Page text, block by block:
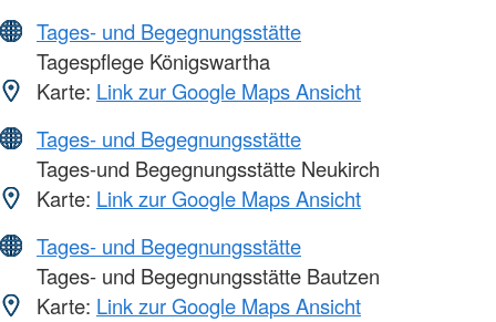
Tages- und Begegnungsstätte
Tagespflege Königswartha
Karte: Link zur Google Maps Ansicht
Tages- und Begegnungsstätte
Tages-und Begegnungsstätte Neukirch
Karte: Link zur Google Maps Ansicht
Tages- und Begegnungsstätte
Tages- und Begegnungsstätte Bautzen
Karte: Link zur Google Maps Ansicht